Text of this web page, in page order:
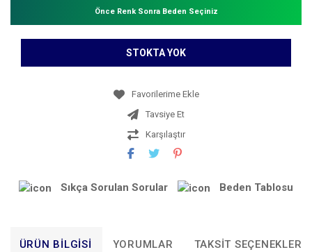
Önce Renk Sonra Beden Seçiniz
STOKTA YOK
Tavsiye Et
Karşılaştır
Sıkça Sorulan Sorular Beden Tablosu
ÜRÜN BILGISI YORUMLAR TAKSIT SEÇENEKLERI